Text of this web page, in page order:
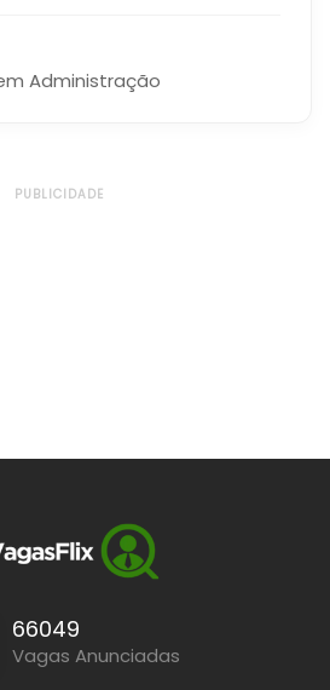
Administração
PUBLICIDADE
66049
Vagas Anunciadas